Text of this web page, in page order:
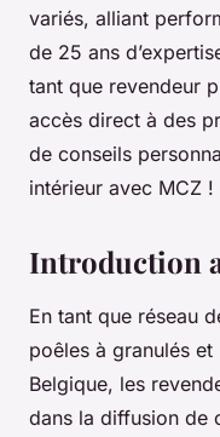
variés, alliant
de 25 ans
tant que revendeur
accès direct à des
de conseils
intérieur avec MCZ !
Introduction
En tant que réseau
poêles à granulés
Belgique, les
dans la diffusion de